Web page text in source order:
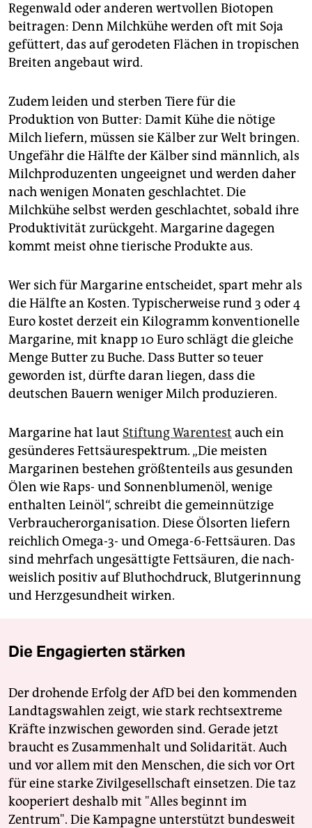
Regenwald oder anderen wertvollen Biotopen
beitragen: Denn Milchkühe werden oft mit Soja
gefüttert, das auf gerodeten Flächen in tropischen
Breiten angebaut wird.
Zudem leiden und sterben Tiere für die
Produktion von Butter: Damit Kühe die nötige
Milch liefern, müssen sie Kälber zur Welt bringen.
Ungefähr die Hälfte der Kälber sind männlich, als
Milchproduzenten ungeeignet und werden daher
nach wenigen Monaten geschlachtet. Die
Milchkühe selbst werden geschlachtet, sobald ihre
Produktivität zurückgeht. Margarine dagegen
kommt meist ohne tierische Produkte aus.
Wer sich für Margarine entscheidet, spart mehr als
die Hälfte an Kosten. Typischerweise rund 3 oder 4
Euro kostet derzeit ein Kilogramm konventionelle
Margarine, mit knapp 10 Euro schlägt die gleiche
Menge Butter zu Buche. Dass Butter so teuer
geworden ist, dürfte daran liegen, dass die
deutschen Bauern weniger Milch produzieren.
Margarine hat laut Stiftung Warentest auch ein
gesünderes Fett­säurespektrum. „Die meisten
Margarinen bestehen größ­tenteils aus gesunden
Ölen wie Raps- und Sonnenblumenöl, wenige
enthalten Leinöl“, schreibt die gemeinnützige
Verbraucherorganisation. Diese Ölsorten liefern
reichlich Omega-3- und Omega-6-Fett­säuren. Das
sind mehr­fach ungesättigte Fett­säuren, die nach­
weislich positiv auf Blut­hoch­druck, Blut­gerinnung
und Herz­gesundheit wirken.
Die Engagierten stärken
Der drohende Erfolg der AfD bei den kommenden
Landtagswahlen zeigt, wie stark rechtsextreme
Kräfte inzwischen geworden sind. Gerade jetzt
braucht es Zusammenhalt und Solidarität. Auch
und vor allem mit den Menschen, die sich vor Ort
für eine starke Zivilgesellschaft einsetzen. Die taz
kooperiert deshalb mit "Alles beginnt im
Zentrum". Die Kampagne unterstützt bundesweit